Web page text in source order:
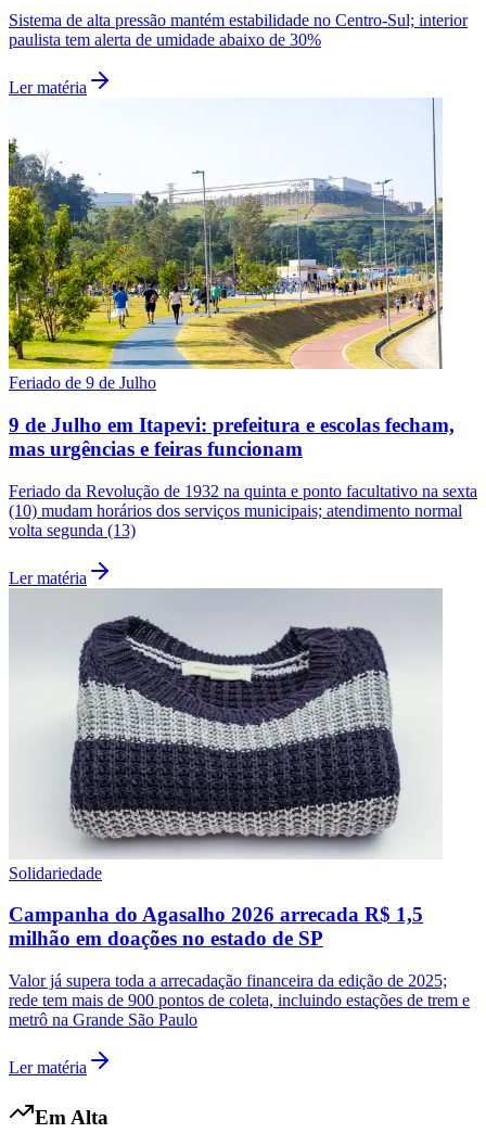
Santos
Flamengo
Sistema de alta pressão mantém estabilidade no Centro-Sul; interior
paulista tem alerta de umidade abaixo de 30%
Ler matéria
Feriado de 9 de Julho
9 de Julho em Itapevi: prefeitura e escolas fecham,
mas urgências e feiras funcionam
Feriado da Revolução de 1932 na quinta e ponto facultativo na sexta
(10) mudam horários dos serviços municipais; atendimento normal
volta segunda (13)
Ler matéria
Solidariedade
Campanha do Agasalho 2026 arrecada R$ 1,5
milhão em doações no estado de SP
Valor já supera toda a arrecadação financeira da edição de 2025;
rede tem mais de 900 pontos de coleta, incluindo estações de trem e
metrô na Grande São Paulo
Ler matéria
Em Alta